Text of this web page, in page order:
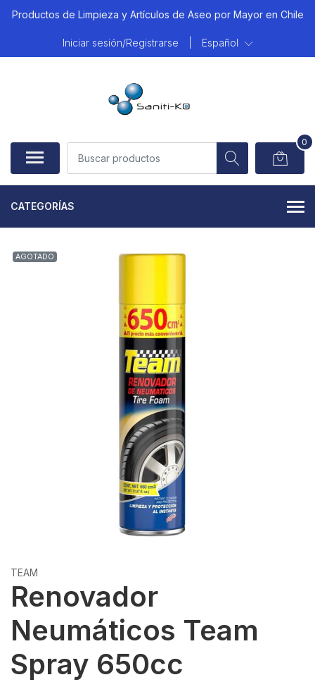
Productos de Limpieza y Artículos de Aseo por Mayor en Chile
Iniciar sesión/Registrarse Español
0
CATEGORÍAS
AGOTADO
TEAM
Renovador
Neumáticos Team
Spray 650cc